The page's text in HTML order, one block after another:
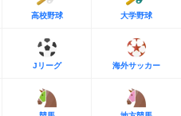
高校野球 大学野球
Jリーグ 海外サッカー